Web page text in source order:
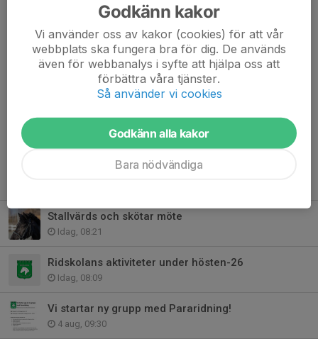
• Alma Nilsonius på Comeback Jack
• Tibelle Kjellberg på Alize
Tack för att jag fått hänga med er. Ni är fantastiska hela högen
och jag kommer verkligen sakna att hänga med er 💚 //Linda
Stallvärds och skötar möte
Idag, 08:21
Ridskolans aktiviteter under hösten-26
Idag, 08:09
Vi startar ny grupp med Pararidning!
4 aug, 09:30
Godkänn kakor
Vi använder oss av kakor (cookies) för att vår
webbplats ska fungera bra för dig. De används
även för webbanalys i syfte att hjälpa oss att
förbättra våra tjänster.
Så använder vi cookies
Godkänn alla kakor
Bara nödvändiga